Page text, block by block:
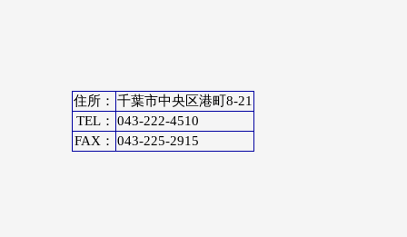
住所： 千葉市中央区港町8-21
TEL： 043-222-4510
FAX： 043-225-2915